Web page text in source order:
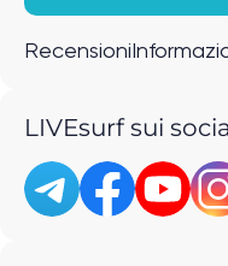
Recensioni
LIVEsurf sui